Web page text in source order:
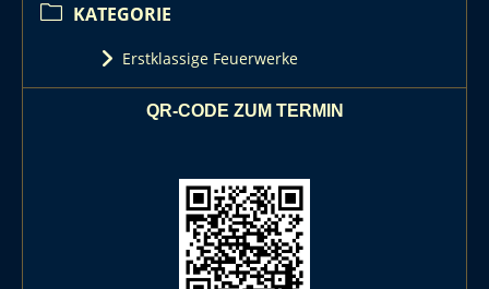
KATEGORIE
Erstklassige Feuerwerke
QR-CODE ZUM TERMIN